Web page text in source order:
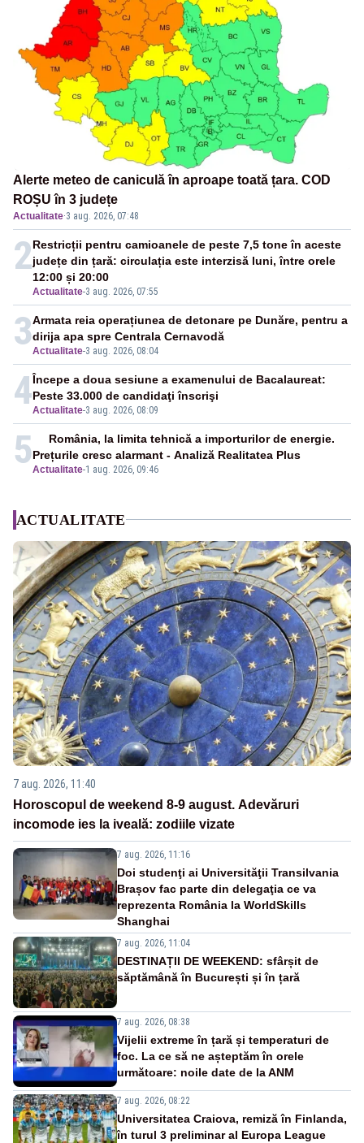
Alerte meteo de caniculă în aproape toată țara. COD
ROȘU în 3 județe
Actualitate·3 aug. 2026, 07:48
2
Actualitate-3 aug. 2026, 07:55
Restricții pentru camioanele de peste 7,5 tone în aceste
județe din țară: circulația este interzisă luni, între orele
12:00 și 20:00
3Actualitate-3 aug. 2026, 08:04
Armata reia operațiunea de detonare pe Dunăre, pentru a
dirija apa spre Centrala Cernavodă
4Actualitate-3 aug. 2026, 08:09
Începe a doua sesiune a examenului de Bacalaureat:
Peste 33.000 de candidaţi înscrişi
5Actualitate-1 aug. 2026, 09:46
România, la limita tehnică a importurilor de energie.
Prețurile cresc alarmant - Analiză Realitatea Plus
ACTUALITATE
7 aug. 2026, 11:40
Horoscopul de weekend 8-9 august. Adevăruri
incomode ies la iveală: zodiile vizate
7 aug. 2026, 11:16
Doi studenţi ai Universităţii Transilvania
Brașov fac parte din delegaţia ce va
reprezenta România la WorldSkills
Shanghai
7 aug. 2026, 11:04
DESTINAȚII DE WEEKEND: sfârșit de
săptămână în București și în țară
7 aug. 2026, 08:38
Vijelii extreme în țară și temperaturi de
foc. La ce să ne așteptăm în orele
următoare: noile date de la ANM
7 aug. 2026, 08:22
Universitatea Craiova, remiză în Finlanda,
în turul 3 preliminar al Europa League